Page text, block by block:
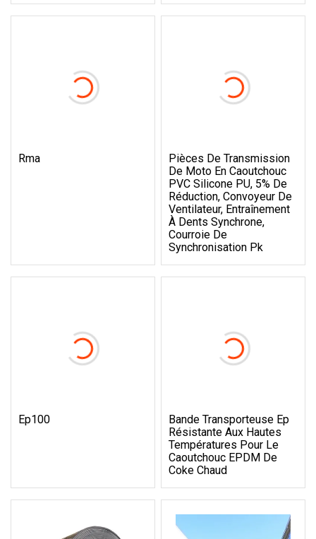
Rma
Pièces De Transmission
De Moto En Caoutchouc
PVC Silicone PU, 5% De
Réduction, Convoyeur De
Ventilateur, Entraînement
À Dents Synchrone,
Courroie De
Synchronisation Pk
Ep100
Bande Transporteuse Ep
Résistante Aux Hautes
Températures Pour Le
Caoutchouc EPDM De
Coke Chaud